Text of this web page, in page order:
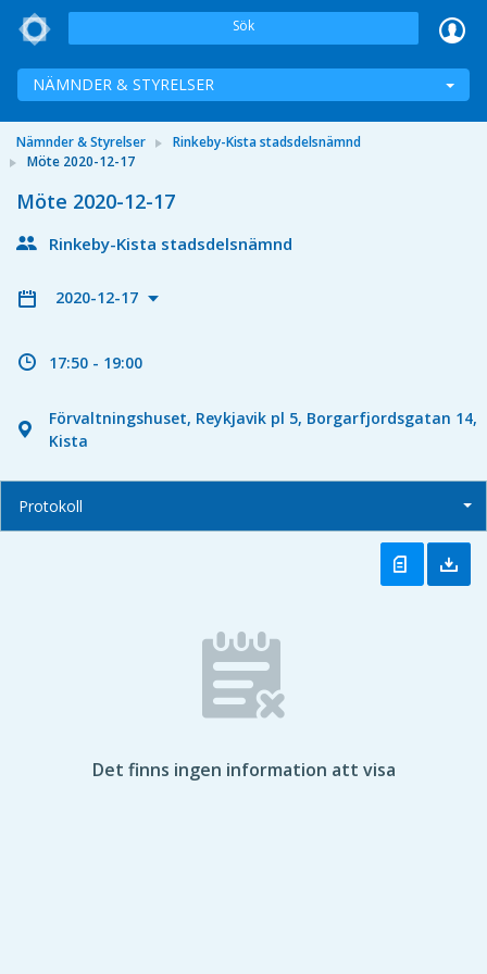
Sök
NÄMNDER & STYRELSER
Nämnder & Styrelser
Rinkeby-Kista stadsdelsnämnd
Möte 2020-12-17
Möte 2020-12-17
Rinkeby-Kista stadsdelsnämnd
2020-12-17
17:50 - 19:00
Förvaltningshuset, Reykjavik pl 5, Borgarfjordsgatan 14,
Kista
Protokoll
Det finns ingen information att visa